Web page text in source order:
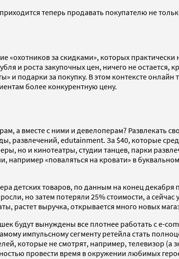
теперь продавать покупателю не
«охотников за скидками», которых
и роста закупочных цен, ничего не остается,
и подарки за покупку. В этом контексте
более конкурентную цену.
а вместе с ними и девелоперам? Развлекать
развлечений, edutainment. За $40, которые
но и кинотеатры, студии танцев, парки
например «поваляться на кровати» в
детских товаров, по данным на конец
но затем потеряли 25% стоимости, а
растет выручка, открывается много новых
будут вынуждены все плотнее работать с e-
импульсному сегменту ретейла стать
которые не смотрят, например, телевизор
провести время в окружении любимых